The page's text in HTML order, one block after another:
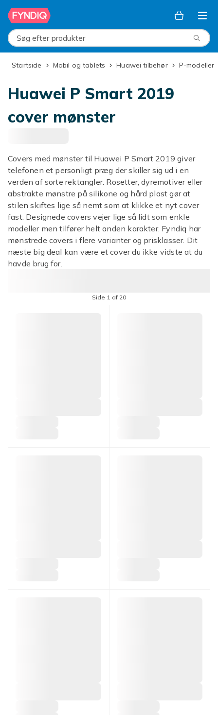
Spring til hovedindhold
Søg efter produkter
Startside Mobil og tablets Huawei tilbehør P-modeller
Huawei P Smart 2019
cover mønster
Covers med mønster til Huawei P Smart 2019 giver
telefonen et personligt præg der skiller sig ud i en
verden af sorte rektangler. Rosetter, dyremotiver eller
abstrakte mønstre på silikone og hård plast gør at
stilen skiftes lige så nemt som at klikke et nyt cover
fast. Designede covers vejer lige så lidt som enkle
modeller men tilfører helt anden karakter. Fyndiq har
mønstrede covers i flere varianter og prisklasser. Dit
næste big deal kan være et cover du ikke vidste at du
havde brug for.
Side 1 af 20